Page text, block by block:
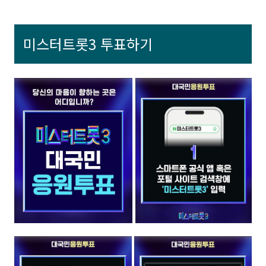
미스터트롯3 투표하기